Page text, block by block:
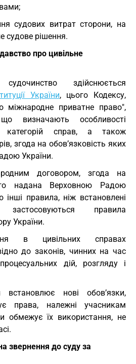
судових витрат сторони, на
судове рішення.
про цивільне
здійснюється
України, цього Кодексу,
міжнародне приватне право",
визначають особливості
категорій справ, а також
згода на обов’язковість яких
України.
договором, згода на
надана Верховною Радою
інші правила, ніж встановлені
правила
України.
в цивільних справах
до законів, чинних на час
дій, розгляду і
нові обов’язки,
права, належні учасникам
обмежує їх використання, не
звернення до суду за